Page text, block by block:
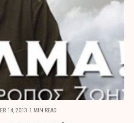
14, 2013 1 MIN READ